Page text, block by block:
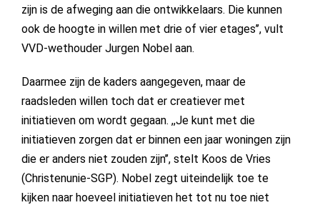
zijn is de afweging aan die ontwikkelaars. Die kunnen
ook de hoogte in willen met drie of vier etages’’, vult
VVD-wethouder Jurgen Nobel aan.
Daarmee zijn de kaders aangegeven, maar de
raadsleden willen toch dat er creatiever met
initiatieven om wordt gegaan. ,,Je kunt met die
initiatieven zorgen dat er binnen een jaar woningen zijn
die er anders niet zouden zijn’’, stelt Koos de Vries
(Christenunie-SGP). Nobel zegt uiteindelijk toe te
kijken naar hoeveel initiatieven het tot nu toe niet